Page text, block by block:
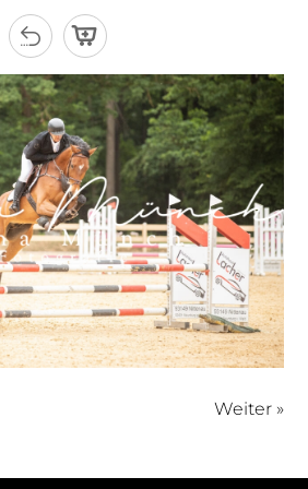
Weiter »